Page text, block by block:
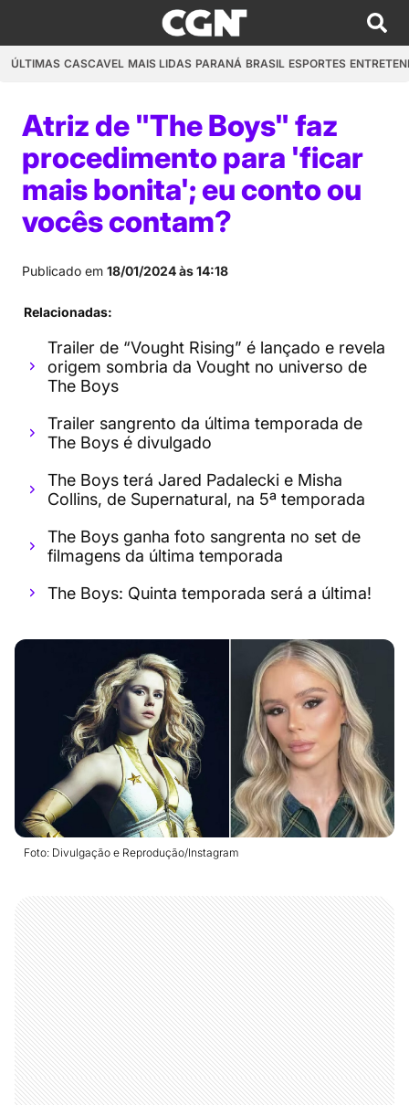
ÚLTIMAS CASCAVEL MAIS LIDAS PARANÁ BRASIL ESPORTES
Atriz de "The Boys" faz
procedimento para 'ficar
mais bonita'; eu conto ou
vocês contam?
Publicado em 18/01/2024 às 14:18
Relacionadas:
Trailer de “Vought Rising” é lançado e revela
origem sombria da Vought no universo de
The Boys
Trailer sangrento da última temporada de
The Boys é divulgado
The Boys terá Jared Padalecki e Misha
Collins, de Supernatural, na 5ª temporada
The Boys ganha foto sangrenta no set de
filmagens da última temporada
The Boys: Quinta temporada será a última!
Foto: Divulgação e Reprodução/Instagram